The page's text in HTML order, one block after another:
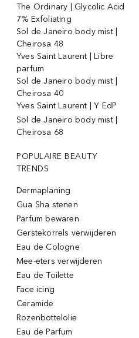
The Ordinary | Glycolic Acid
7% Exfoliating
Sol de Janeiro body mist |
Cheirosa 48
Yves Saint Laurent | Libre
parfum
Sol de Janeiro body mist |
Cheirosa 40
Yves Saint Laurent | Y EdP
Sol de Janeiro body mist |
Cheirosa 68
POPULAIRE BEAUTY
TRENDS
Dermaplaning
Gua Sha stenen
Parfum bewaren
Gerstekorrels verwijderen
Eau de Cologne
Mee-eters verwijderen
Eau de Toilette
Face icing
Ceramide
Rozenbottelolie
Eau de Parfum